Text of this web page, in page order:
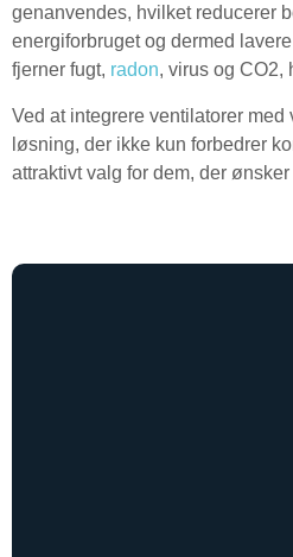
genanvendes, hvilket reducerer
energiforbruget og dermed
fjerner fugt, radon, virus og CO2,
Ved at integrere ventilatorer
løsning, der ikke kun forbedrer
attraktivt valg for dem, der